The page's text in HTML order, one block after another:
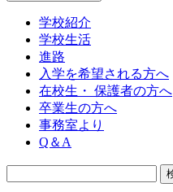
学校紹介
学校生活
進路
入学を希望される方へ
在校生・ 保護者の方へ
卒業生の方へ
事務室より
Q＆A